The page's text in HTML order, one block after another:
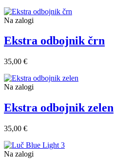
Na zalogi
Ekstra odbojnik črn
35,00 €
Na zalogi
Ekstra odbojnik zelen
35,00 €
Na zalogi